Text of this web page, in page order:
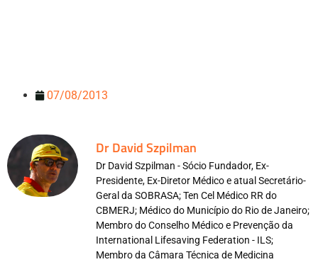
07/08/2013
Dr David Szpilman
Dr David Szpilman - Sócio Fundador, Ex-
Presidente, Ex-Diretor Médico e atual Secretário-
Geral da SOBRASA; Ten Cel Médico RR do
CBMERJ; Médico do Município do Rio de Janeiro;
Membro do Conselho Médico e Prevenção da
International Lifesaving Federation - ILS;
Membro da Câmara Técnica de Medicina